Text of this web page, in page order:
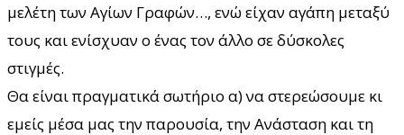
μελέτη των Αγίων Γραφών…, ενώ είχαν αγάπη μεταξύ
τους και ενίσχυαν ο ένας τον άλλο σε δύσκολες
στιγμές.
Θα είναι πραγματικά σωτήριο α) να στερεώσουμε κι
εμείς μέσα μας την παρουσία, την Ανάσταση και τη